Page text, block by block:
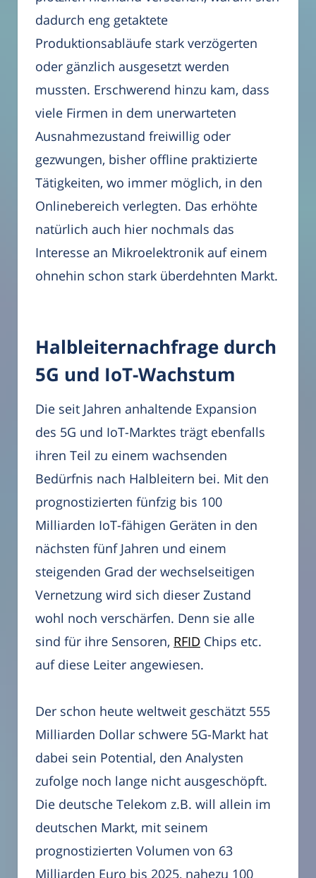
dadurch eng getaktete
Produktionsabläufe stark verzögerten
oder gänzlich ausgesetzt werden
mussten. Erschwerend hinzu kam, dass
viele Firmen in dem unerwarteten
Ausnahmezustand freiwillig oder
gezwungen, bisher offline praktizierte
Tätigkeiten, wo immer möglich, in den
Onlinebereich verlegten. Das erhöhte
natürlich auch hier nochmals das
Interesse an Mikroelektronik auf einem
ohnehin schon stark überdehnten Markt.
Halbleiternachfrage durch
5G und IoT-Wachstum
Die seit Jahren anhaltende Expansion
des 5G und IoT-Marktes trägt ebenfalls
ihren Teil zu einem wachsenden
Bedürfnis nach Halbleitern bei. Mit den
prognostizierten fünfzig bis 100
Milliarden IoT-fähigen Geräten in den
nächsten fünf Jahren und einem
steigenden Grad der wechselseitigen
Vernetzung wird sich dieser Zustand
wohl noch verschärfen. Denn sie alle
sind für ihre Sensoren, RFID Chips etc.
auf diese Leiter angewiesen.
Der schon heute weltweit geschätzt 555
Milliarden Dollar schwere 5G-Markt hat
dabei sein Potential, den Analysten
zufolge noch lange nicht ausgeschöpft.
Die deutsche Telekom z.B. will allein im
deutschen Markt, mit seinem
prognostizierten Volumen von 63
Milliarden Euro bis 2025, nahezu 100